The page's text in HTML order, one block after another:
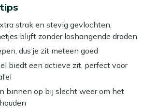
strak en stevig gevlochten,
blijft zonder loshangende draden
dus je zit meteen goed
biedt een actieve zit, perfect voor
binnen op bij slecht weer om het